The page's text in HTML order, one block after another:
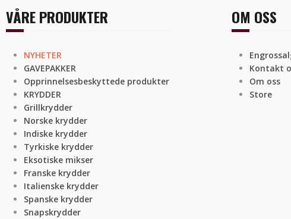
VÅRE PRODUKTER
NYHETER
GAVEPAKKER
Opprinnelsesbeskyttede produkter
KRYDDER
Grillkrydder
Norske krydder
Indiske krydder
Tyrkiske krydder
Eksotiske mikser
Franske krydder
Italienske krydder
Spanske krydder
Snapskrydder
OM OSS
Kontakt
Om oss
Store